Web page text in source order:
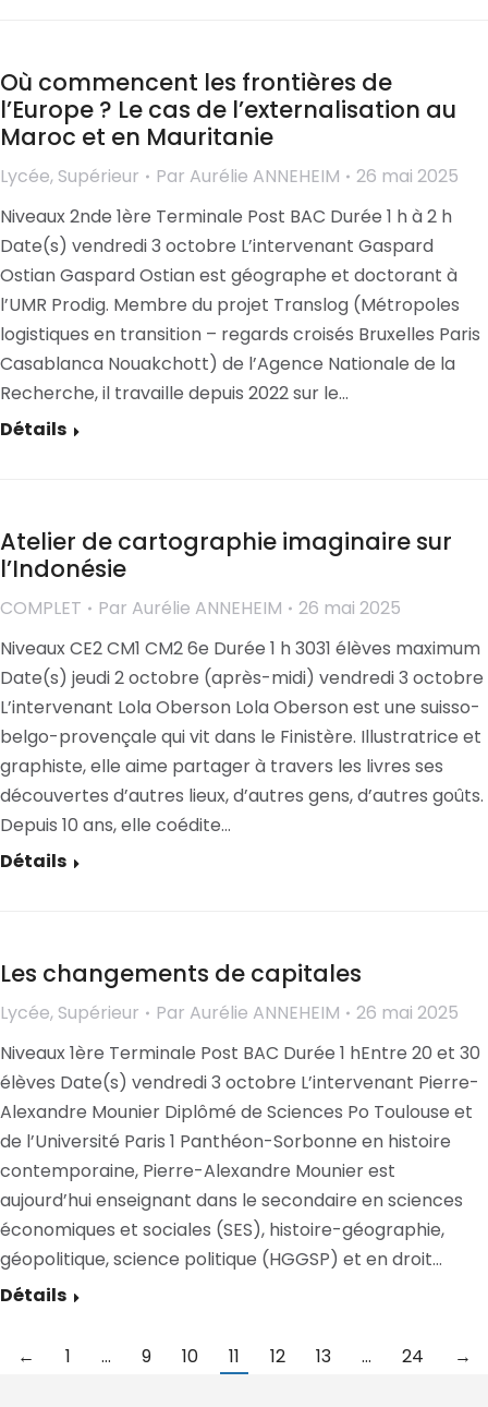
Où commencent les frontières de
l’Europe ? Le cas de l’externalisation au
Maroc et en Mauritanie
Lycée, Supérieur Par Aurélie ANNEHEIM
26 mai 2025
Niveaux 2nde 1ère Terminale Post BAC Durée 1 h à 2 h
Date(s) vendredi 3 octobre L’intervenant Gaspard
Ostian Gaspard Ostian est géographe et doctorant à
l’UMR Prodig. Membre du projet Translog (Métropoles
logistiques en transition – regards croisés Bruxelles Paris
Casablanca Nouakchott) de l’Agence Nationale de la
Recherche, il travaille depuis 2022 sur le…
Détails
Atelier de cartographie imaginaire sur
l’Indonésie
COMPLET Par Aurélie ANNEHEIM
26 mai 2025
Niveaux CE2 CM1 CM2 6e Durée 1 h 3031 élèves maximum
Date(s) jeudi 2 octobre (après-midi) vendredi 3 octobre
L’intervenant Lola Oberson Lola Oberson est une suisso-
belgo-provençale qui vit dans le Finistère. Illustratrice et
graphiste, elle aime partager à travers les livres ses
découvertes d’autres lieux, d’autres gens, d’autres goûts.
Depuis 10 ans, elle coédite…
Détails
Les changements de capitales
Lycée, Supérieur Par Aurélie ANNEHEIM
26 mai 2025
Niveaux 1ère Terminale Post BAC Durée 1 hEntre 20 et 30
élèves Date(s) vendredi 3 octobre L’intervenant Pierre-
Alexandre Mounier Diplômé de Sciences Po Toulouse et
de l’Université Paris 1 Panthéon-Sorbonne en histoire
contemporaine, Pierre-Alexandre Mounier est
aujourd’hui enseignant dans le secondaire en sciences
économiques et sociales (SES), histoire-géographie,
géopolitique, science politique (HGGSP) et en droit…
Détails
← 1 … 9 10 11 12 13 … 24 →